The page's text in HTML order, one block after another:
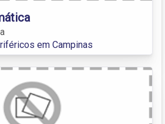
em Campinas